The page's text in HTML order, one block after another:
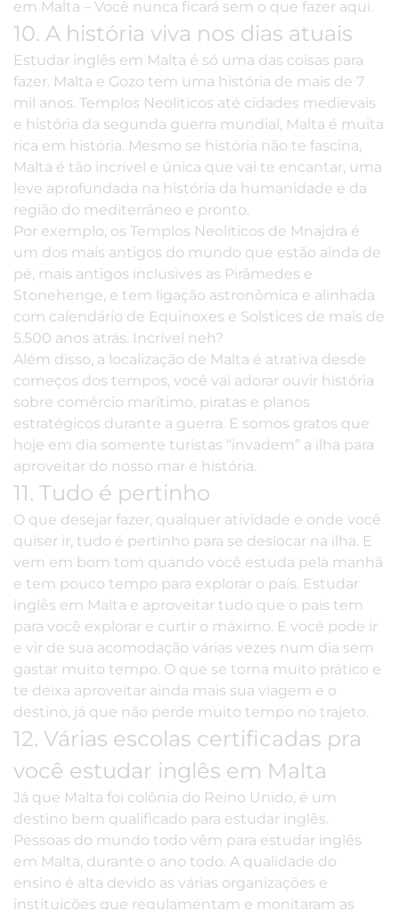
em Malta – Você nunca ficará sem o que fazer aqui.
10. A história viva nos dias atuais
Estudar inglês em Malta é só uma das coisas para
fazer. Malta e Gozo tem uma história de mais de 7
mil anos. Templos Neolíticos até cidades medievais
e história da segunda guerra mundial, Malta é muita
rica em história. Mesmo se história não te fascina,
Malta é tão incrível e única que vai te encantar, uma
leve aprofundada na história da humanidade e da
região do mediterrâneo e pronto.
Por exemplo, os Templos Neolíticos de Mnajdra é
um dos mais antigos do mundo que estão ainda de
pé, mais antigos inclusives as Pirâmedes e
Stonehenge, e tem ligação astronômica e alinhada
com calendário de Equinoxes e Solstices de mais de
5.500 anos atrás. Incrível neh?
Além disso, a localização de Malta é atrativa desde
começos dos tempos, você vai adorar ouvir história
sobre comércio marítimo, piratas e planos
estratégicos durante a guerra. E somos gratos que
hoje em dia somente turistas “invadem” a ilha para
aproveitar do nosso mar e história.
11. Tudo é pertinho
O que desejar fazer, qualquer atividade e onde você
quiser ir, tudo é pertinho para se deslocar na ilha. E
vem em bom tom quando você estuda pela manhã
e tem pouco tempo para explorar o país. Estudar
inglês em Malta e aproveitar tudo que o país tem
para você explorar e curtir o máximo. E você pode ir
e vir de sua acomodação várias vezes num dia sem
gastar muito tempo. O que se torna muito prático e
te deixa aproveitar ainda mais sua viagem e o
destino, já que não perde muito tempo no trajeto.
12. Várias escolas certificadas pra
você estudar inglês em Malta
Já que Malta foi colônia do Reino Unido, é um
destino bem qualificado para estudar inglês.
Pessoas do mundo todo vêm para estudar inglês
em Malta, durante o ano todo. A qualidade do
ensino é alta devido as várias organizações e
instituições que regulamentam e monitaram as